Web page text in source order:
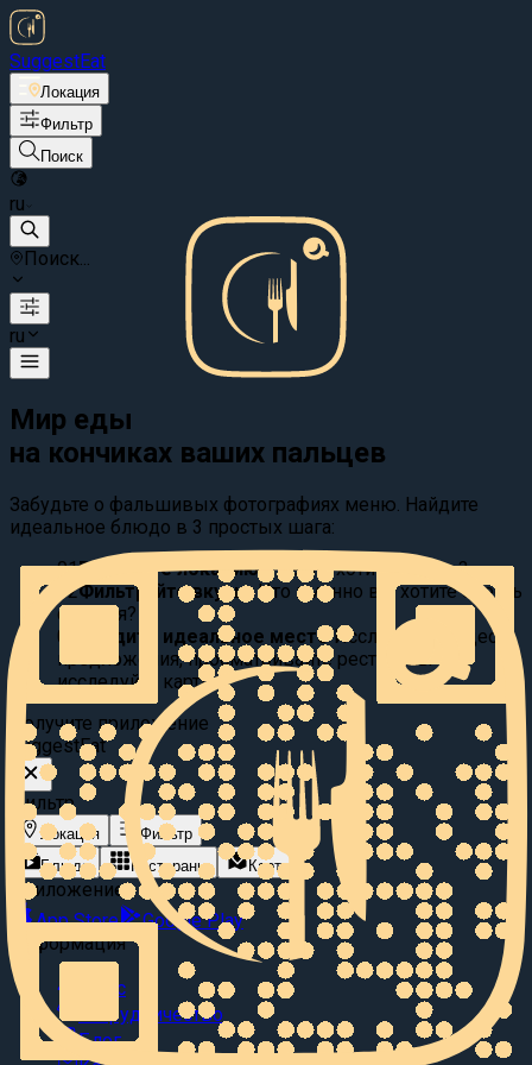
SuggestEat
Локация
Фильтр
Поиск
ru
Поиск...
ru
Мир еды
на кончиках ваших пальцев
Забудьте о фальшивых фотографиях меню. Найдите
идеальное блюдо в 3 простых шага:
01Выберите локацию:
Где вы хотите поесть?
02Фильтруйте вкусы: Что именно вы хотите съесть
сегодня?
03
Найдите идеальное место Исследуйте видео
предложения, просматривайте рестораны или
исследуйте карту.
Получите приложение
SuggestEat
Фильтр
Локация
Фильтр
Блюда
Рестораны Карта
Приложение
App Store
Google Play
Информация
О нас
Сотрудничество
Блог